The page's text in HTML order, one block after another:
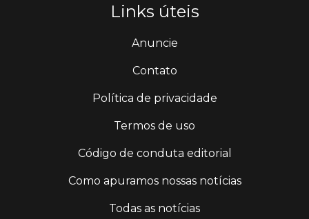
Links úteis
Anuncie
Contato
Política de privacidade
Termos de uso
Código de conduta editorial
Como apuramos nossas notícias
Todas as notícias